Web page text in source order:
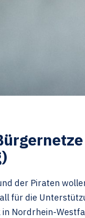
der Piraten
für die
Nordrhein-